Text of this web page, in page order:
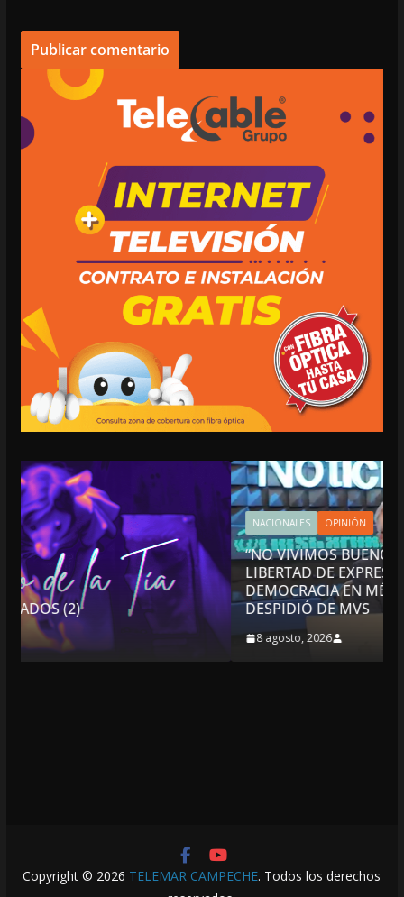
NACIONALES OPINIÓN
“NO VIVIMOS BUENOS TIEMPOS PARA LA
LIBERTAD DE EXPRESIÓN NI PARA LA
DEMOCRACIA EN MÉXICO”: LUIS CÁRDENAS; SE
DESPIDIÓ DE MVS
8 agosto, 2026
Copyright © 2026 TELEMAR CAMPECHE. Todos los derechos